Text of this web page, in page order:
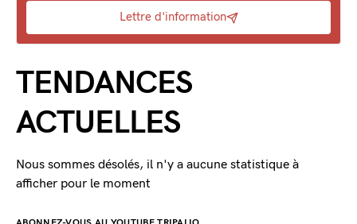
Lettre d'information
TENDANCES
ACTUELLES
Nous sommes désolés, il n'y a aucune statistique à
afficher pour le moment